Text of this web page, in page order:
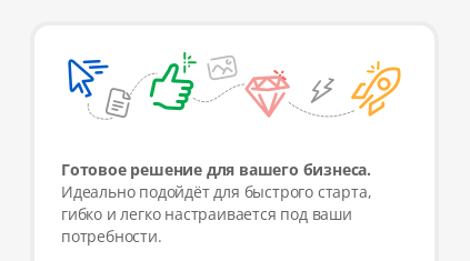
Готовое решение для вашего бизнеса.
Идеально подойдёт для быстрого старта,
гибко и легко настраивается под ваши
потребности.